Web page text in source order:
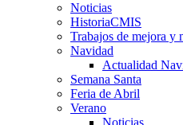
Noticias
HistoriaCMIS
Trabajos de mejora y
Navidad
Actualidad
Semana Santa
Feria de Abril
Verano